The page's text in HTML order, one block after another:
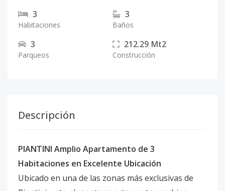
3
Habitaciones
3
Baños
3
Parqueos
212.29 Mt2
Construcción
Descripción
PIANTINI Amplio Apartamento de 3
Habitaciones en Excelente Ubicación
Ubicado en una de las zonas más exclusivas de